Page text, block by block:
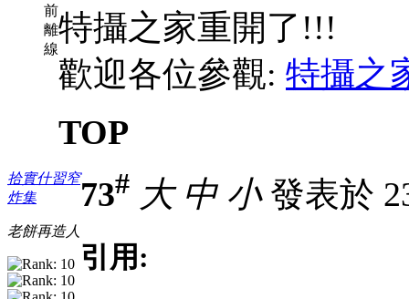
前
離
線
特攝之家重開了!!!
歡迎各位參觀: 特攝之
TOP
拾實什習窄
炸集
老餅再造人
73# 大 中 小發表於
引用: